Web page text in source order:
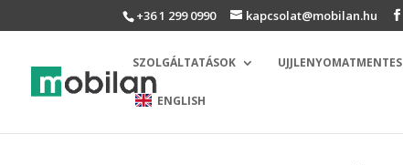
+36 1 299 0990 kapcsolat@mobilan.hu
SZOLGÁLTATÁSOK
ENGLISH